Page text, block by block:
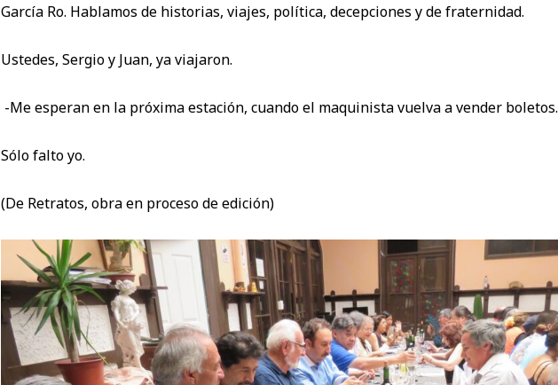
García Ro. Hablamos de historias, viajes, política, decepciones y de fraternidad.
Ustedes, Sergio y Juan, ya viajaron.
-Me esperan en la próxima estación, cuando el maquinista vuelva a vender boletos.
Sólo falto yo.
(De Retratos, obra en proceso de edición)